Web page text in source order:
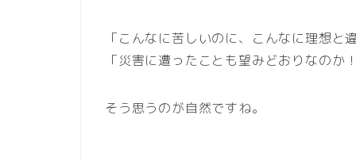
「こんなに苦しいのに、こんなに理想と
「災害に遭ったことも望みどおりなのか
そう思うのが自然ですね。